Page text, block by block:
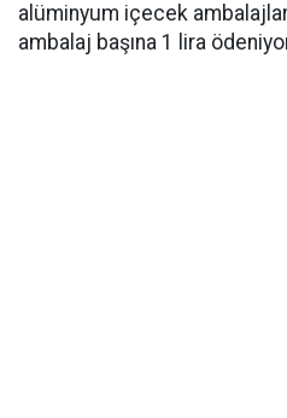
alüminyum içecek
ambalaj başına 1 lira